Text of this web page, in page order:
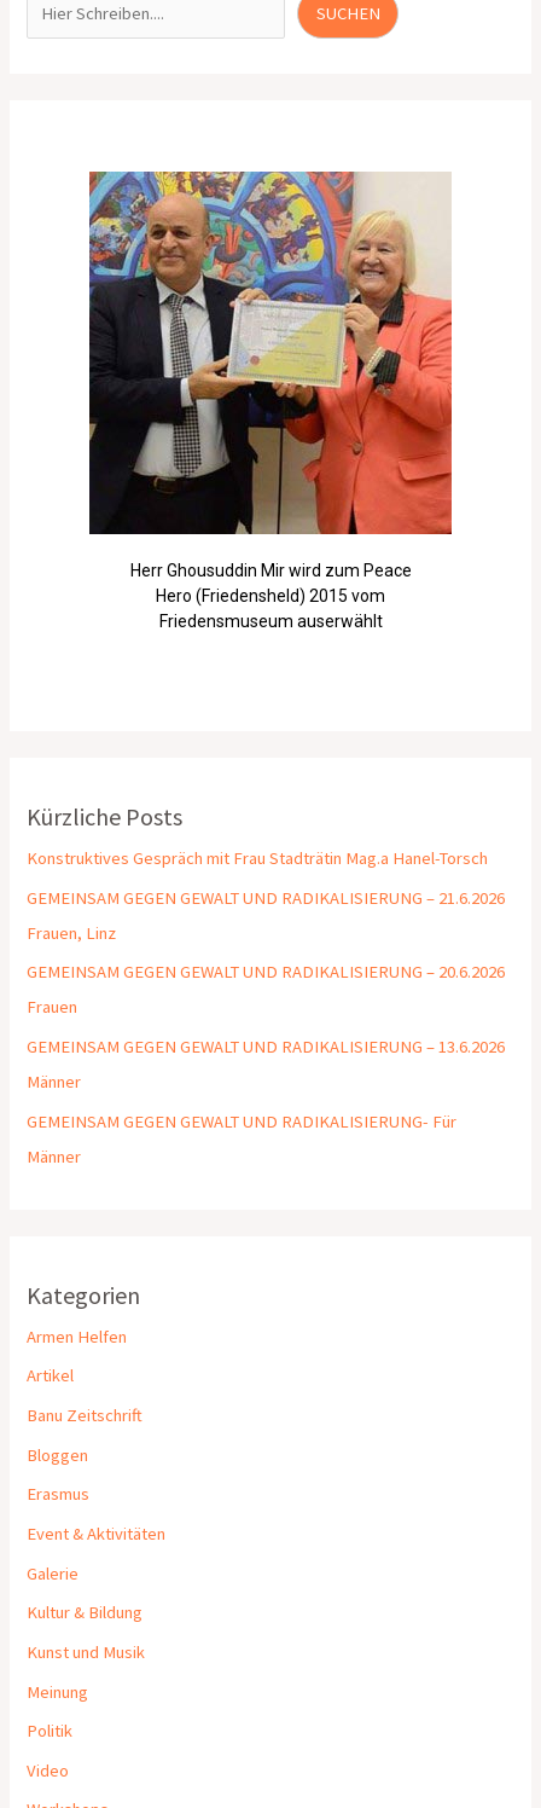
SUCHEN
Herr Ghousuddin Mir wird zum Peace
Hero (Friedensheld) 2015 vom
Friedensmuseum auserwählt
Kürzliche Posts
Konstruktives Gespräch mit Frau Stadträtin Mag.a Hanel-Torsch
GEMEINSAM GEGEN GEWALT UND RADIKALISIERUNG – 21.6.2026
Frauen, Linz
GEMEINSAM GEGEN GEWALT UND RADIKALISIERUNG – 20.6.2026
Frauen
GEMEINSAM GEGEN GEWALT UND RADIKALISIERUNG – 13.6.2026
Männer
GEMEINSAM GEGEN GEWALT UND RADIKALISIERUNG- Für
Männer
Kategorien
Armen Helfen
Artikel
Banu Zeitschrift
Bloggen
Erasmus
Event & Aktivitäten
Galerie
Kultur & Bildung
Kunst und Musik
Meinung
Politik
Video